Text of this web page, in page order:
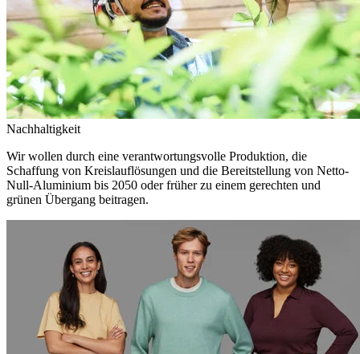
Nachhaltigkeit
Wir wollen durch eine verantwortungsvolle Produktion, die
Schaffung von Kreislauflösungen und die Bereitstellung von Netto-
Null-Aluminium bis 2050 oder früher zu einem gerechten und
grünen Übergang beitragen.